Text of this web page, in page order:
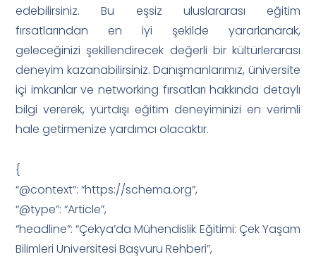
edebilirsiniz. Bu eşsiz uluslararası eğitim
fırsatlarından en iyi şekilde yararlanarak,
geleceğinizi şekillendirecek değerli bir kültürlerarası
deneyim kazanabilirsiniz. Danışmanlarımız, üniversite
içi imkanlar ve networking fırsatları hakkında detaylı
bilgi vererek, yurtdışı eğitim deneyiminizi en verimli
hale getirmenize yardımcı olacaktır.
{
“@context”: “https://schema.org”,
“@type”: “Article”,
“headline”: “Çekya’da Mühendislik Eğitimi: Çek Yaşam
Bilimleri Üniversitesi Başvuru Rehberi”,